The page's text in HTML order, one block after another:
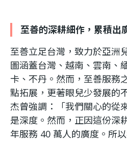
利
基
金
會
至善的深耕細作，累積出
至善立足台灣，致力於亞洲
圖涵蓋台灣、越南、雲南、
卡、不丹。然而，至善服務
點拓展，更著眼兒少發展的
杰曾強調：「我們關心的從
是深度。然而，正因這份深
年服務 40 萬人的廣度。所